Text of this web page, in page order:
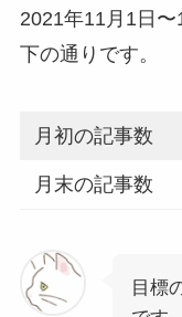
2021年11月1日
下の通りです。
月初の記事数
月末の記事数
目標